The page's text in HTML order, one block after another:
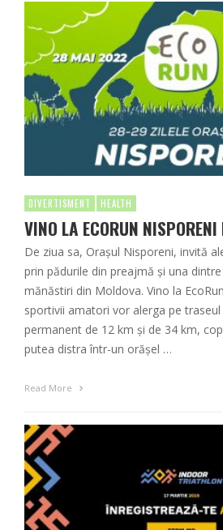
DIVERTISMENT HEALTH
VINO LA ECORUN
De ziua sa, Orașul Nisporeni, invită
prin pădurile din preajmă și una
mănăstiri din Moldova. Vino la
sportivii amatori vor alerga pe
permanent de 12 km și de 34 km,
putea distra într-un orășel …
Read More